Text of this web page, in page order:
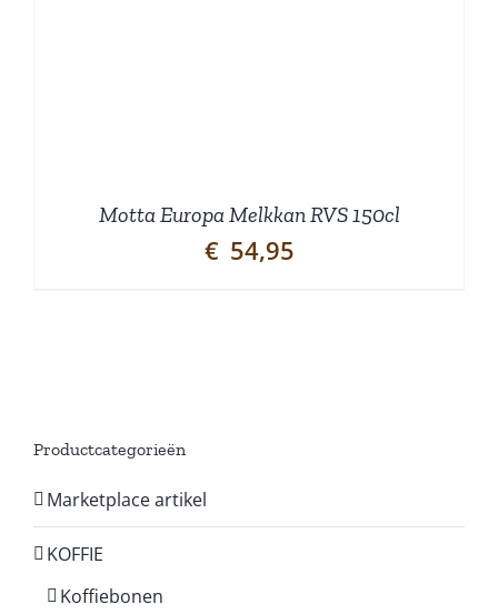
Motta Europa Melkkan RVS 150cl
€ 54,95
Productcategorieën
Marketplace artikel
KOFFIE
Koffiebonen